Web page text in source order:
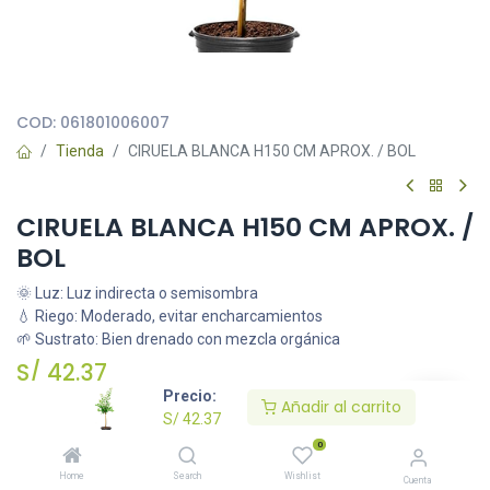
Precio:
S/42.37
Añadir al carrito
Home Search
0
Wishlist Cuenta
COD: 061801006007
Tienda CIRUELA BLANCA H150 CM APROX. / BOL
CIRUELA BLANCA H150 CM APROX. /
BOL
🌞 Luz: Luz indirecta o semisombra
💧 Riego: Moderado, evitar encharcamientos
🌱 Sustrato: Bien drenado con mezcla orgánica
S/ 42.37
Añadir al carrito